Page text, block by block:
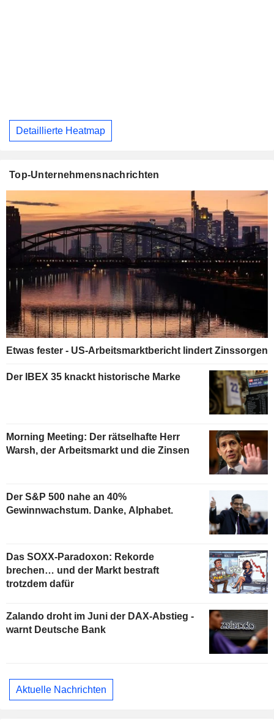
Detaillierte Heatmap
Top-Unternehmensnachrichten
Etwas fester - US-Arbeitsmarktbericht lindert Zinssorgen
Der IBEX 35 knackt historische Marke
Morning Meeting: Der rätselhafte Herr
Warsh, der Arbeitsmarkt und die Zinsen
Der S&P 500 nahe an 40%
Gewinnwachstum. Danke, Alphabet.
Das SOXX-Paradoxon: Rekorde
brechen… und der Markt bestraft
trotzdem dafür
Zalando droht im Juni der DAX-Abstieg -
warnt Deutsche Bank
Aktuelle Nachrichten